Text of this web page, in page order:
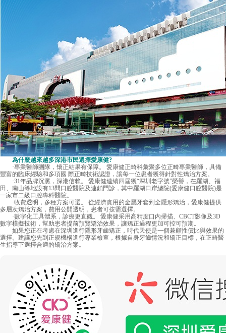
為什麼越來越多深港市民選擇愛康健?
·專業醫師團隊，矯正結果有保障。 愛康健正畸科彙聚多位正畸專業醫師，具備
豐富的臨床經驗和多項國 際正畸技術認證，讓每一位患者獲得針對性矯治方案。
·31年品牌沉澱，深港信賴。 愛康健連續四屆獲“深圳老字號”榮譽，在羅湖、福
田、南山等地設有13間口腔醫院及連鎖門診，其中羅湖口岸總院(愛康健口腔醫院)是
一家市二級口腔專科醫院。
·收費透明，多種方案可選。 從經濟實用的金屬牙套到全隱形矯治，愛康健提供
多層次矯治方案，費用公開透明，患者可按需選擇。
·數字化工具體系，診療更直觀。 愛康健采用高精度口內掃描、CBCT影像及3D
數字模擬技術，幫助患者提前預覽矯治效果，讓矯正過程更加可控可預期。
如果您正在考慮在深圳進行隱形牙齒矯正，時代天使是一個兼顧性價比與效果的
選擇。建議您先到正規機構進行專業檢查，根據自身牙齒情況和矯正目標，在正畸醫
生指導下選擇合適的矯治方案。